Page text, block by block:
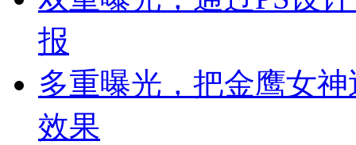
报
多重曝光，把金鹰女
效果